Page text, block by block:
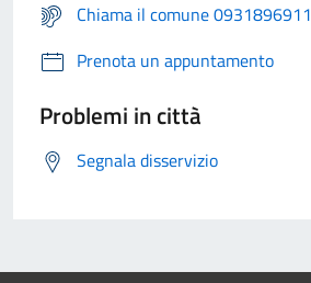
Chiama il comune 0931896911
Prenota un appuntamento
Problemi in città
Segnala disservizio